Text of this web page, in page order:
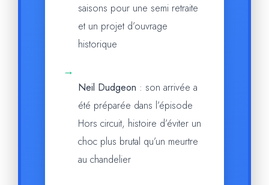
saisons pour une semi retraite
et un projet d’ouvrage
historique
→
Neil Dudgeon : son arrivée a
été préparée dans l’épisode
Hors circuit, histoire d’éviter un
choc plus brutal qu’un meurtre
au chandelier